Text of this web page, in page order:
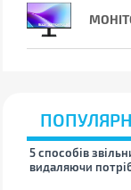
5 способів
видаляючи